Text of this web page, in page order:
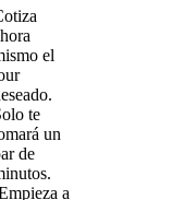
el
te
un
de
a